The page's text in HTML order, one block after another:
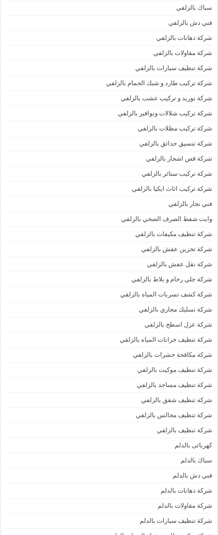
سباك بالزلفي
فني دش بالزلفي
شركة دهانات بالزلفي
شركة مقاولات بالزلفي
شركة تنظيف سيارات بالزلفي
شركة تركيب طارد و شبك الحمام بالزلفي
شركة توريد و تركيب عشب بالزلفي
شركة تركيب شلالات ونوافير بالزلفي
شركة تركيب مظلات بالزلفي
شركة تنسيق حدائق بالزلفي
شركة قص اشجار بالزلفي
شركة تركيب ستائر بالزلفي
شركة تركيب اثاث ايكيا بالزلفي
فني نجار بالزلفي
وايت شفط الصرف الصحي بالزلفي
شركة تنظيف مكيفات بالزلفي
شركة تخزين عفش بالزلفي
شركة نقل عفش بالزلفي
شركة جلي رخام و بلاط بالزلفي
شركة كشف تسربات المياه بالزلفي
شركة تسليك مجاري بالزلفي
شركة عزل اسطح بالزلفي
شركة تنظيف خزانات المياه بالزلفي
شركة مكافحة حشرات بالزلفي
شركة تنظيف موكيت بالزلفي
شركة تنظيف مساجد بالزلفي
شركة تنظيف شقق بالزلفي
شركة تنظيف مجالس بالزلفي
شركة تنظيف بالزلفي
كهربائى بالدلم
سباك بالدلم
فني دش بالدلم
شركة دهانات بالدلم
شركة مقاولات بالدلم
شركة تنظيف سيارات بالدلم